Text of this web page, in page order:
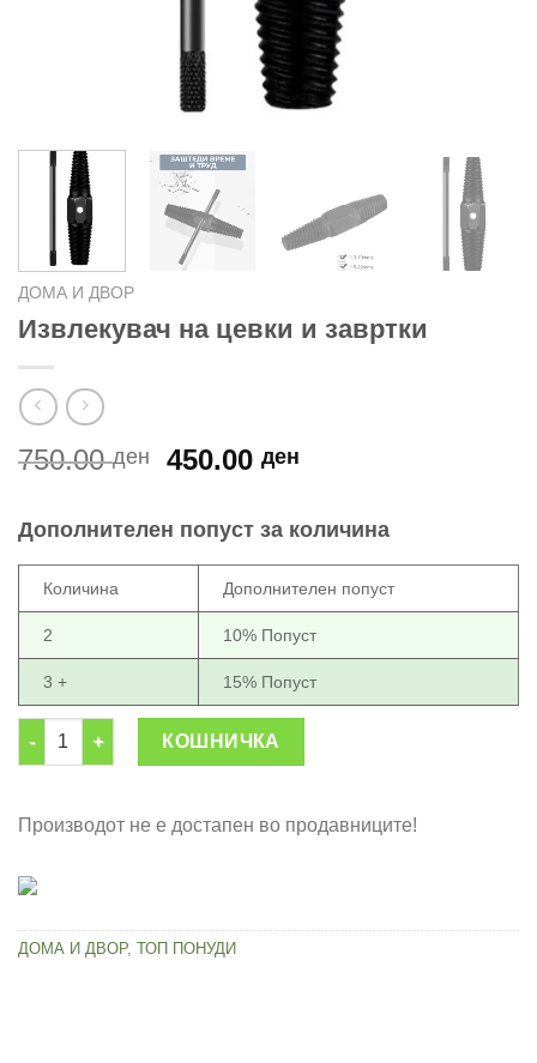
ДОМА И ДВОР
Извлекувач на цевки и завртки
750.00ден
Original
750.00 ден.
450.00ден
450.00 ден.
Дополнителен попуст за количина
Количина Дополнителен попуст
2 10% Попуст
3 + 15% Попуст
Извлекувач на цевки и завртки количина
КОШНИЧКА
Производот не е достапен во продавниците!
ДОМА И ДВОР, ТОП ПОНУДИ